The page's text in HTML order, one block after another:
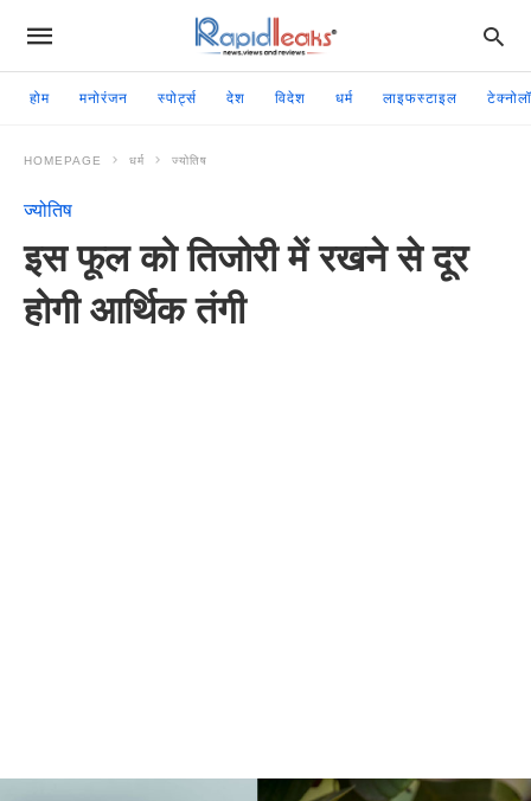
होम मनोरंजन स्पोर्ट्स देश विदेश धर्म लाइफस्टाइल
HOMEPAGE धर्म ज्योतिष
ज्योतिष
इस फूल को तिजोरी में रखने से दूर
होगी आर्थिक तंगी